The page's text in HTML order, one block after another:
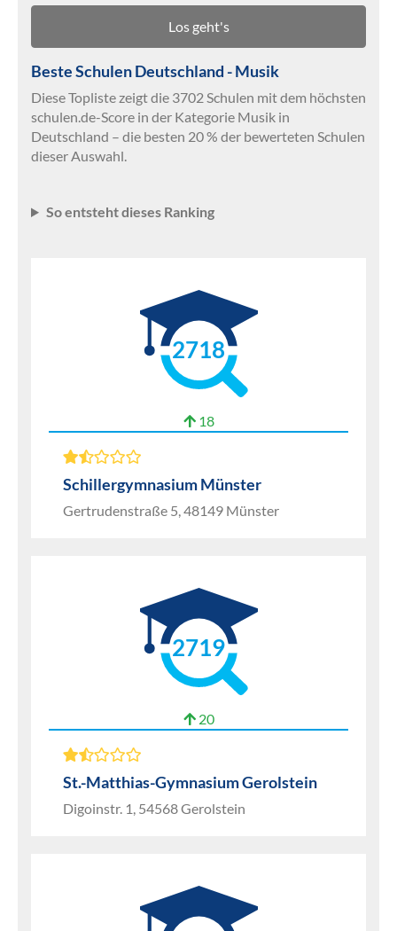
Los geht's
Beste Schulen Deutschland - Musik
Diese Topliste zeigt die 3702 Schulen mit dem höchsten
schulen.de-Score in der Kategorie Musik in
Deutschland – die besten 20 % der bewerteten Schulen
dieser Auswahl.
So entsteht dieses Ranking
2718
18
Schillergymnasium Münster
Gertrudenstraße 5, 48149 Münster
2719
20
St.-Matthias-Gymnasium Gerolstein
Digoinstr. 1, 54568 Gerolstein